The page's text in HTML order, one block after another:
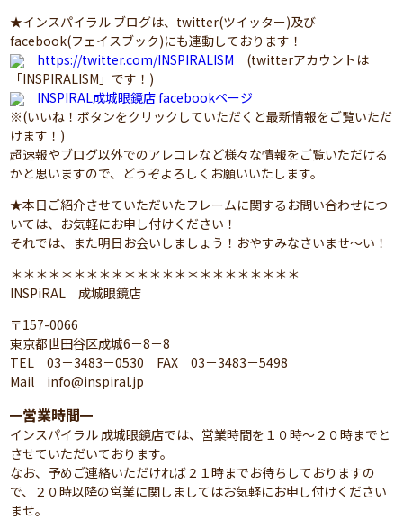
★インスパイラル ブログは、twitter(ツイッター)及び
facebook(フェイスブック)にも連動しております！
https://twitter.com/INSPIRALISM (twitterアカウントは
「INSPIRALISM」です！)
INSPIRAL成城眼鏡店 facebookページ
※(いいね！ボタンをクリックしていただくと最新情報をご覧いただ
けます！)
超速報やブログ以外でのアレコレなど様々な情報をご覧いただける
かと思いますので、どうぞよろしくお願いいたします。
★本日ご紹介させていただいたフレームに関するお問い合わせにつ
いては、お気軽にお申し付けください！
それでは、また明日お会いしましょう！おやすみなさいませ～い！
＊＊＊＊＊＊＊＊＊＊＊＊＊＊＊＊＊＊＊＊＊＊＊
INSPiRAL 成城眼鏡店
〒157-0066
東京都世田谷区成城6－8－8
TEL 03－3483－0530 FAX 03－3483－5498
Mail info@inspiral.jp
━営業時間━
インスパイラル 成城眼鏡店では、営業時間を１０時～２０時までと
させていただいております。
なお、予めご連絡いただければ２１時までお待ちしておりますの
で、２０時以降の営業に関しましてはお気軽にお申し付けください
ませ。